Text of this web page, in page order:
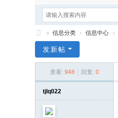
林
» 信息分类 › 信息中心 ›
发新帖
查看: 948 回复: 0
tjlq022